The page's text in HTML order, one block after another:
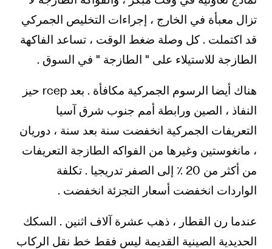
تزال معبأة في الخارج ، إجراءات التخليص الجمركي
قد اكتملت . كل وصلة ضغط الوقت ، تساعد الفاكهة
الطازجة للاستيلاء على " الطازجة " في السوق .
هناك أيضا الرسوم الجمركية مكافأة . بعد rcep حيز
النفاذ ، الصين ورابطة أمم جنوب شرق آسيا
التعريفات الجمركية انخفضت سنة بعد سنة ، دوريان
، مانغوستين وغيرها من الفواكه الطازجة التعريفات
من أكثر من 20 ٪ إلى الصفر تدريجيا . تكلفة
الواردات انخفضت أسعار التجزئة انخفضت .
عندما رن القطار ، ذهب عشرة آلاف اثنين . السكك
الحديدية الصينية القديمة ليس فقط خط نقل الركاب